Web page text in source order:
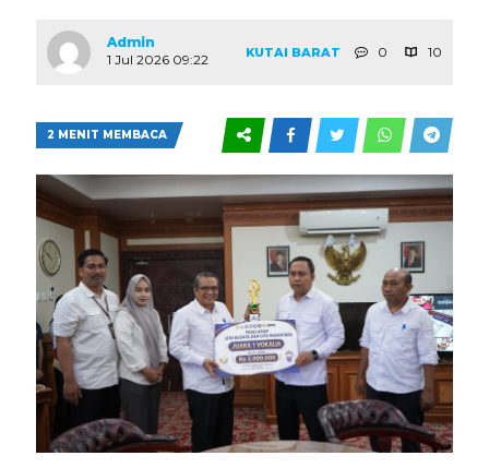
Admin
1 Jul 2026 09:22
KUTAI BARAT 0 10
2 MENIT MEMBACA